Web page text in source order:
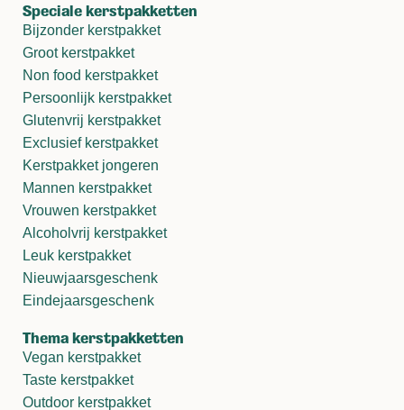
Speciale kerstpakketten
Bijzonder kerstpakket
Groot kerstpakket
Non food kerstpakket
Persoonlijk kerstpakket
Glutenvrij kerstpakket
Exclusief kerstpakket
Kerstpakket jongeren
Mannen kerstpakket
Vrouwen kerstpakket
Alcoholvrij kerstpakket
Leuk kerstpakket
Nieuwjaarsgeschenk
Eindejaarsgeschenk
Thema kerstpakketten
Vegan kerstpakket
Taste kerstpakket
Outdoor kerstpakket